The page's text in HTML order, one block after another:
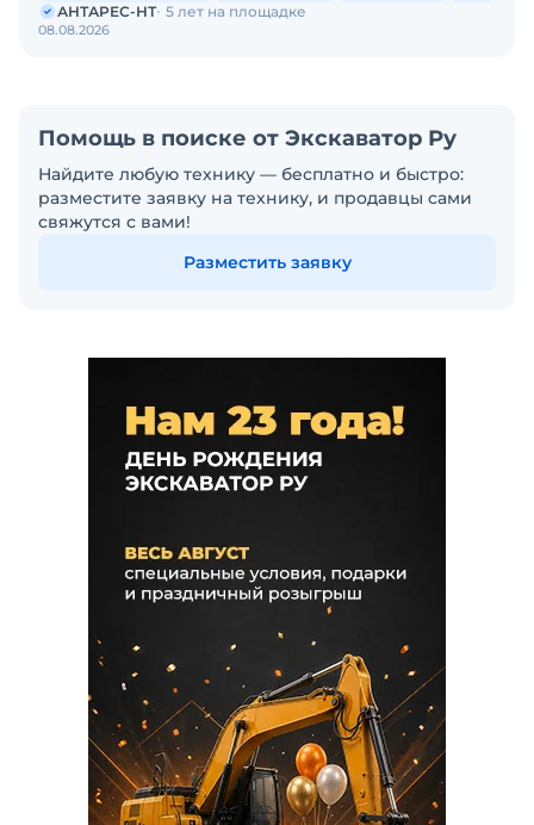
08.08.2026
АНТАРЕС-НТ 5 лет на площадке
Помощь в поиске от Экскаватор Ру
Найдите любую технику — бесплатно и быстро:
разместите заявку на технику, и продавцы сами
свяжутся с вами!
Разместить заявку